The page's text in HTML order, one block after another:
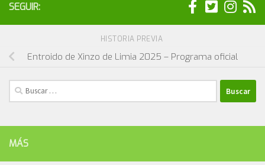
SEGUIR:
HISTORIA PREVIA
Entroido de Xinzo de Limia 2025 – Programa oficial
Buscar:
MÁS